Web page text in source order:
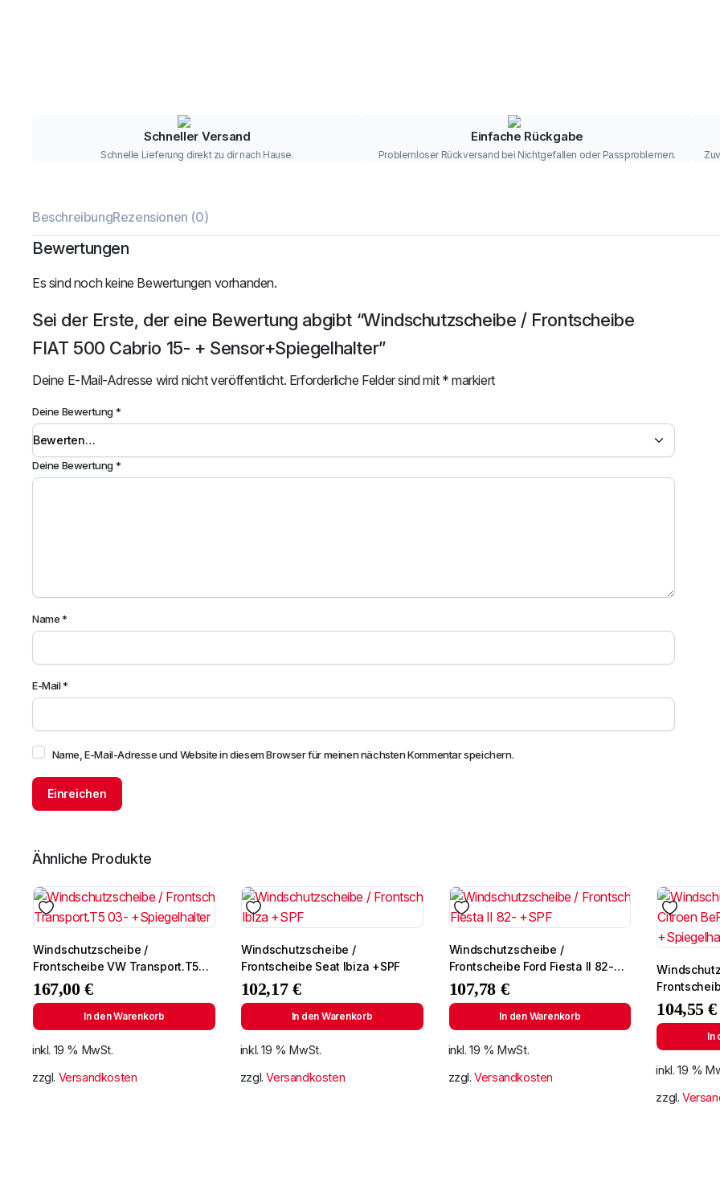
Schneller Versand
Schnelle Lieferung direkt zu dir nach Hause.
Einfache Rückgabe
Problemloser Rückversand bei Nichtgefallen oder Passproblemen.
BeschreibungRezensionen (0)
Bewertungen
Es sind noch keine Bewertungen vorhanden.
Sei der Erste, der eine Bewertung abgibt “Windschutzscheibe / Frontscheibe
FIAT 500 Cabrio 15- + Sensor+Spiegelhalter”
Deine E-Mail-Adresse wird nicht veröffentlicht. Erforderliche Felder sind mit * markiert
Deine Bewertung*
Deine Bewertung*
Name*
E-Mail*
Name, E-Mail-Adresse und Website in diesem Browser für meinen nächsten Kommentar speichern.
Ähnliche Produkte
Windschutzscheibe /
Frontscheibe VW Transport.T5
03- +Spiegelhalter
167,00 €
In den Warenkorb
inkl. 19 % MwSt.
zzgl. Versandkosten
Windschutzscheibe /
Frontscheibe Seat Ibiza +SPF
102,17 €
In den Warenkorb
inkl. 19 % MwSt.
zzgl.Versandkosten
Windschutzscheibe /
Frontscheibe Ford Fiesta II 82-
+SPF
107,78 €
In den Warenkorb
inkl. 19 % MwSt.
zzgl.Versandkosten
Lichtingo
104,55€
In
inkl. 19 %
zzgl.